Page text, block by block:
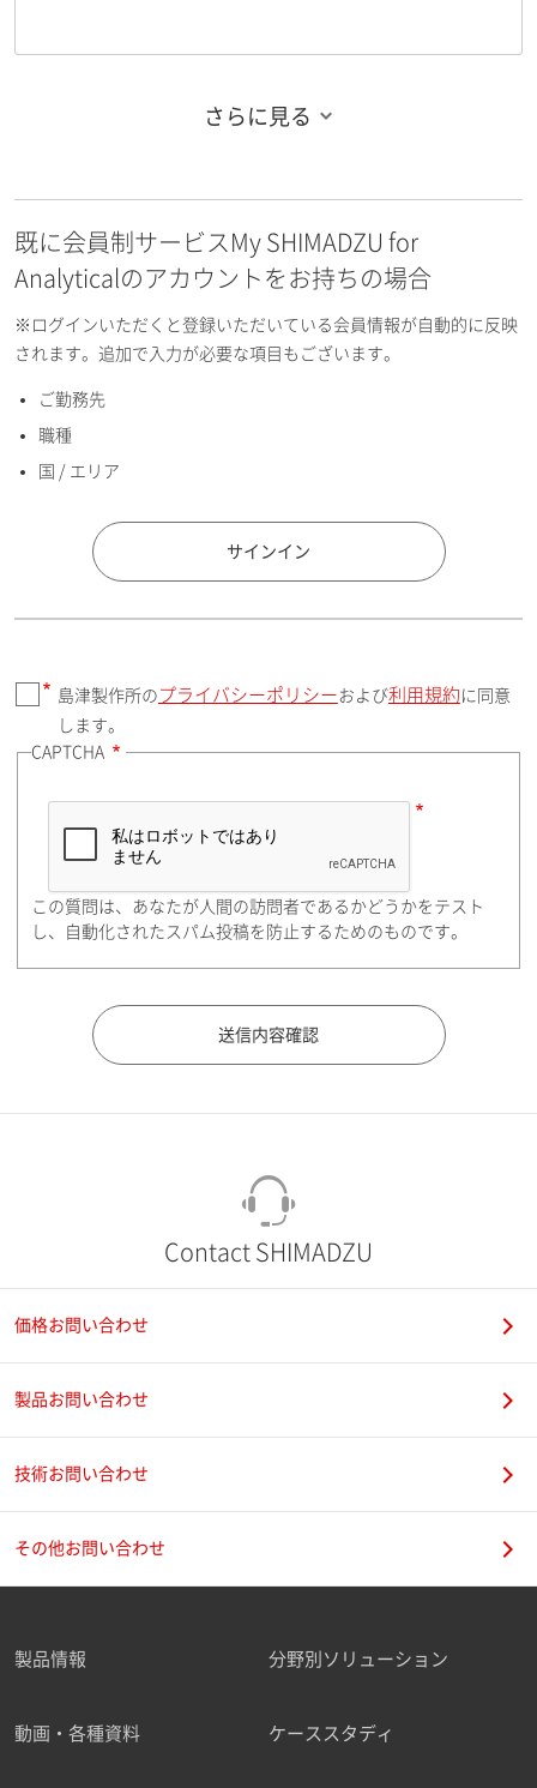
お名前フリガナ（名）
E-mailアドレス（半角英数）
国 / エリア
郵便番号（勤務先）
住所検索
都道府県（勤務先）
ご勤務先
さらに見る
既に会員制サービスMy SHIMADZU for
Analyticalのアカウントをお持ちの場合
※ログインいただくと登録いただいている会員情報が自動的に反映
されます。追加で入力が必要な項目もございます。
ご勤務先
職種
国 / エリア
サインイン
島津製作所の プライバシーポリシーおよび利用規約 に同意
します。
CAPTCHA
この質問は、あなたが人間の訪問者であるかどうかをテスト
し、自動化されたスパム投稿を防止するためのものです。
Contact SHIMADZU
価格お問い合わせ
製品お問い合わせ
技術お問い合わせ
その他お問い合わせ
製品情報 分野別ソリューション
動画・各種資料 ケーススタディ